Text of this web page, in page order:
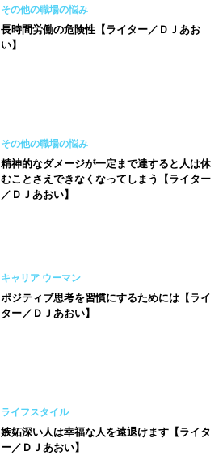
その他の職場の悩み
長時間労働の危険性【ライター／ＤＪあお
い】
その他の職場の悩み
精神的なダメージが一定まで達すると人は休
むことさえできなくなってしまう【ライター
／ＤＪあおい】
キャリア ウーマン
ポジティブ思考を習慣にするためには【ライ
ター／ＤＪあおい】
ライフスタイル
嫉妬深い人は幸福な人を遠退けます【ライタ
ー／ＤＪあおい】